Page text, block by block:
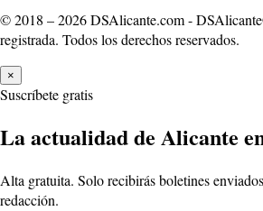
© 2018 – 2026 DSAlicante.com -
registrada. Todos los derechos reservados.
×
Suscríbete gratis
La actualidad de Alicante
Alta gratuita. Solo recibirás boletines
redacción.